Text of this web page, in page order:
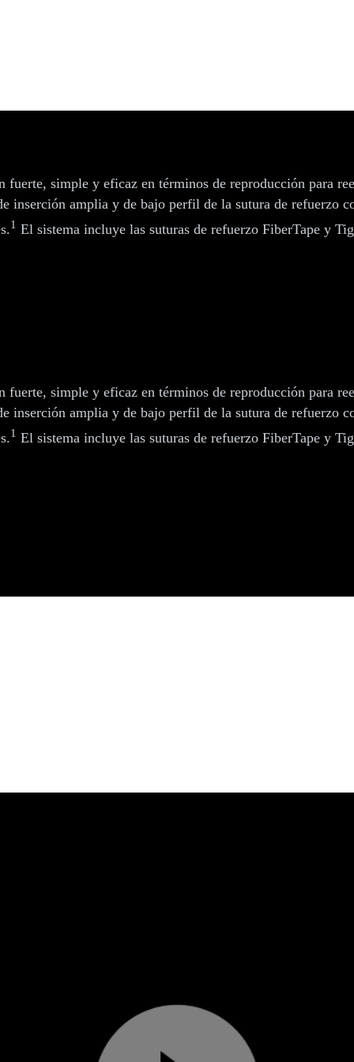
simple y eficaz en términos de reproducción para
inserción amplia y de bajo perfil de la sutura de refuerzo
1 El sistema incluye las suturas de refuerzo FiberTape y
fuerte, simple y eficaz en términos de reproducción para
inserción amplia y de bajo perfil de la sutura de refuerzo
1 El sistema incluye las suturas de refuerzo FiberTape y